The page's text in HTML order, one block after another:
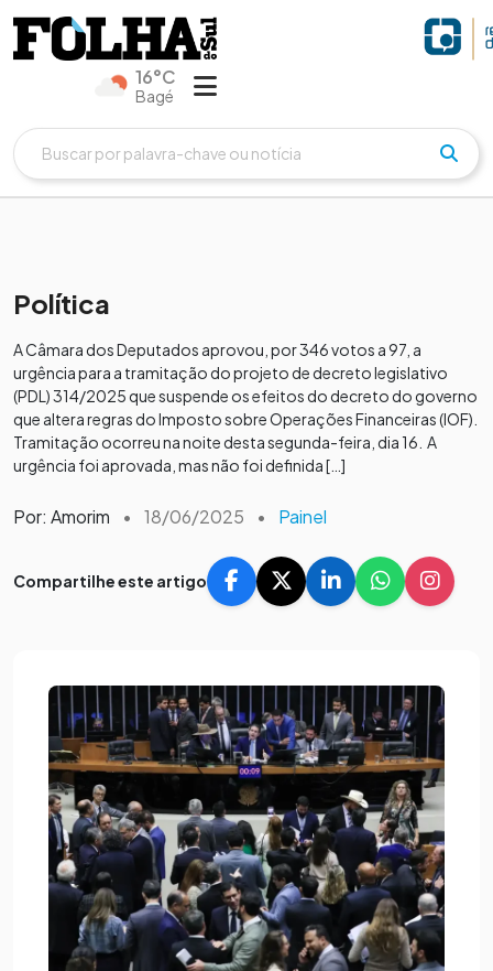
16°C
Bagé
Política
A Câmara dos Deputados aprovou, por 346 votos a 97, a
urgência para a tramitação do projeto de decreto legislativo
(PDL) 314/2025 que suspende os efeitos do decreto do governo
que altera regras do Imposto sobre Operações Financeiras (IOF).
Tramitação ocorreu na noite desta segunda-feira, dia 16. A
urgência foi aprovada, mas não foi definida […]
Por: Amorim • 18/06/2025 • Painel
Compartilhe este artigo